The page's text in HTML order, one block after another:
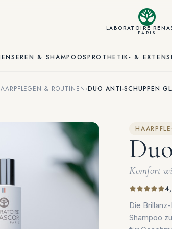
LABORATOIRE
PARIS
SEREN & SHAMPOOSPROTHETIK- &
& ROUTINEN›DUO ANTI-SCHUPPEN
Komfort
Die
Shampoo